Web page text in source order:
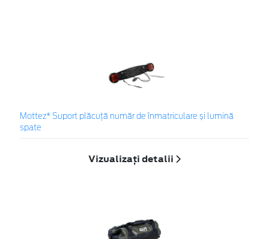
Mottez* Suport plăcuță număr de înmatriculare și lumină
spate
Vizualizați detalii